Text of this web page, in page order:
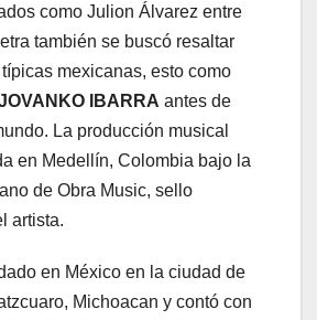
como Julion Álvarez entre
también se buscó resaltar
mexicanas, esto como
IBARRA antes de
La producción musical
en Medellín, Colombia bajo la
de Obra Music, sello
artista.
en México en la ciudad de
Michoacan y contó con